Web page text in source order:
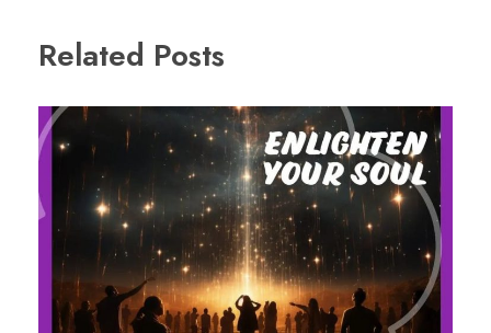
Related Posts